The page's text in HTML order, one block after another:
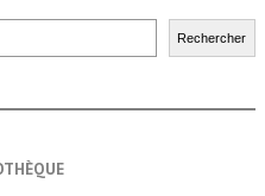
Rechercher